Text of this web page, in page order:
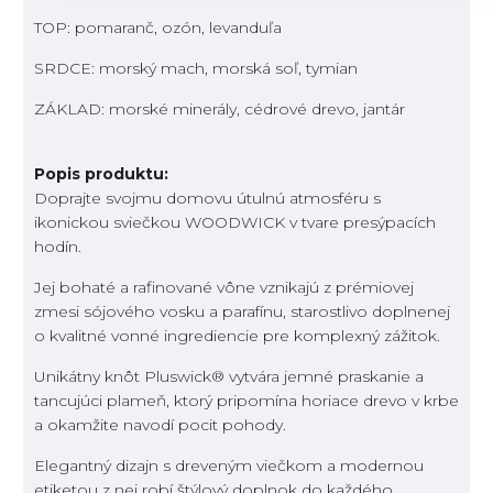
TOP: pomaranč, ozón, levanduľa
SRDCE: morský mach, morská soľ, tymian
ZÁKLAD: morské minerály, cédrové drevo, jantár
Popis produktu:
Doprajte svojmu domovu útulnú atmosféru s
ikonickou sviečkou WOODWICK v tvare presýpacích
hodín.
Jej bohaté a rafinované vône vznikajú z prémiovej
zmesi sójového vosku a parafínu, starostlivo doplnenej
o kvalitné vonné ingrediencie pre komplexný zážitok.
Unikátny knôt Pluswick® vytvára jemné praskanie a
tancujúci plameň, ktorý pripomína horiace drevo v krbe
a okamžite navodí pocit pohody.
Elegantný dizajn s dreveným viečkom a modernou